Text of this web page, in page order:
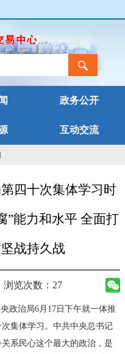
政务公开
互动交流
四十次集体学习时
”能力和水平 全面打
战持久战
浏览次数：27
治局6月17日下午就一体推
集体学习。中共中央总书记
系民心这个最大的政治，是